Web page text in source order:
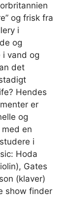
og frisk fra
i
og
i vand og
det
Hendes
er
og
en
i
Hoda
Gates
(klaver)
show finder